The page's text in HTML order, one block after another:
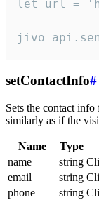
let url =
setContactInfo#
Sets the contact
similarly as if the
Name Type
name
string
email
string
phone
string